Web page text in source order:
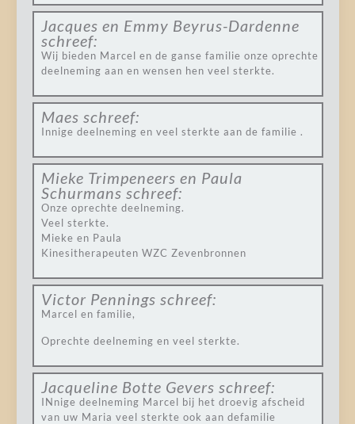
Jacques en Emmy Beyrus-Dardenne
schreef:
Wij bieden Marcel en de ganse familie onze oprechte
deelneming aan en wensen hen veel sterkte.
Maes schreef:
Innige deelneming en veel sterkte aan de familie .
Mieke Trimpeneers en Paula
Schurmans schreef:
Onze oprechte deelneming.
Veel sterkte.
Mieke en Paula
Kinesitherapeuten WZC Zevenbronnen
Victor Pennings schreef:
Marcel en familie,
Oprechte deelneming en veel sterkte.
Jacqueline Botte Gevers schreef:
INnige deelneming Marcel bij het droevig afscheid
van uw Maria veel sterkte ook aan defamilie